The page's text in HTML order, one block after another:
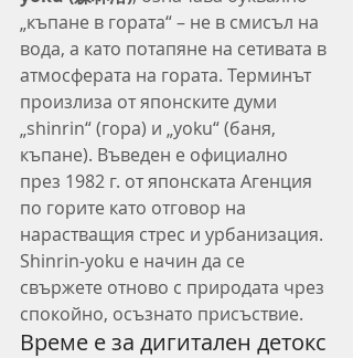
„къпане в гората“ – не в смисъл на
вода, а като потапяне на сетивата в
атмосферата на гората. Терминът
произлиза от японските думи
„shinrin“ (гора) и „yoku“ (баня,
къпане). Въведен е официално
през 1982 г. от японската Агенция
по горите като отговор на
нарастващия стрес и урбанизация.
Shinrin-yoku e начин да се
свържете отново с природата чрез
спокойно, осъзнато присъствие.
Време е за дигитален детокс